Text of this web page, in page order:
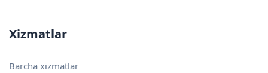
Xizmatlar
Barcha xizmatlar